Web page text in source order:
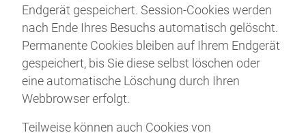
Endgerät gespeichert. Session-Cookies werden
nach Ende Ihres Besuchs automatisch gelöscht.
Permanente Cookies bleiben auf Ihrem Endgerät
gespeichert, bis Sie diese selbst löschen oder
eine automatische Löschung durch Ihren
Webbrowser erfolgt.
Teilweise können auch Cookies von